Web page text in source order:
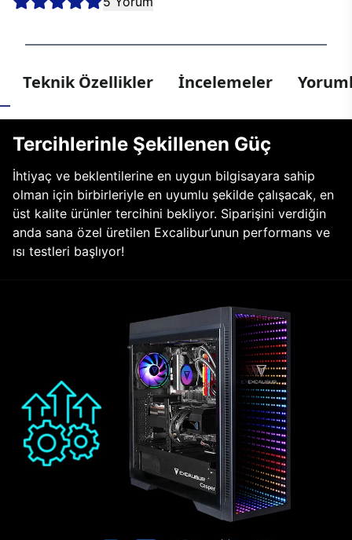
Teknik Özellikler İncelemeler
Tercihlerinle Şekillenen Güç
İhtiyaç ve beklentilerine en uygun bilgisayara sahip
olman için birbirleriyle en uyumlu şekilde çalışacak, en
üst kalite ürünler tercihini bekliyor. Siparişini verdiğin
anda sana özel üretilen Excalibur’unun performans ve
ısı testleri başlıyor!